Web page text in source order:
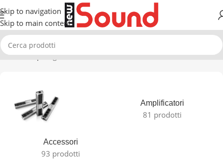
Skip to navigation
Skip to main content
Home Shop Pagina 2 Visualizzazione di 13-23 di 23 risultati
Accessori
93 prodotti
Amplificatori
81 prodotti